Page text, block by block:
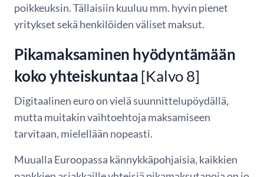
poikkeuksin. Tällaisiin kuuluu mm. hyvin pienet
yritykset sekä henkilöiden väliset maksut.
Pikamaksaminen hyödyntämään
koko yhteiskuntaa[Kalvo 8]
Digitaalinen euro on vielä suunnittelupöydällä,
mutta muitakin vaihtoehtoja maksamiseen
tarvitaan, mielellään nopeasti.
Muualla Euroopassa kännykkäpohjaisia, kaikkien